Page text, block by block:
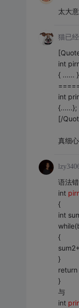
太大
猫已
int
{ ...... }
int
{......};
[/
真细
语法
int
{
int
{
}
return
}
与
int